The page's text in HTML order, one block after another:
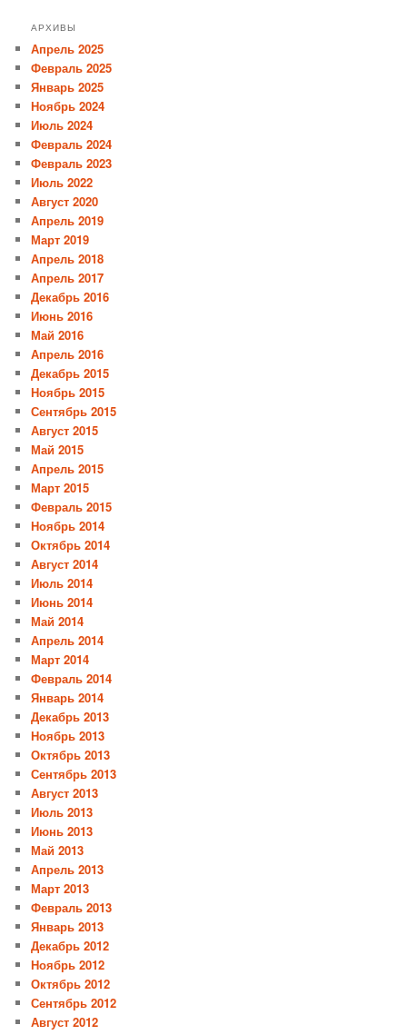
АРХИВЫ
Апрель 2025
Февраль 2025
Январь 2025
Ноябрь 2024
Июль 2024
Февраль 2024
Февраль 2023
Июль 2022
Август 2020
Апрель 2019
Март 2019
Апрель 2018
Апрель 2017
Декабрь 2016
Июнь 2016
Май 2016
Апрель 2016
Декабрь 2015
Ноябрь 2015
Сентябрь 2015
Август 2015
Май 2015
Апрель 2015
Март 2015
Февраль 2015
Ноябрь 2014
Октябрь 2014
Август 2014
Июль 2014
Июнь 2014
Май 2014
Апрель 2014
Март 2014
Февраль 2014
Январь 2014
Декабрь 2013
Ноябрь 2013
Октябрь 2013
Сентябрь 2013
Август 2013
Июль 2013
Июнь 2013
Май 2013
Апрель 2013
Март 2013
Февраль 2013
Январь 2013
Декабрь 2012
Ноябрь 2012
Октябрь 2012
Сентябрь 2012
Август 2012